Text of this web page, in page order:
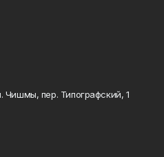
Чишмы, пер. Типографский, 1